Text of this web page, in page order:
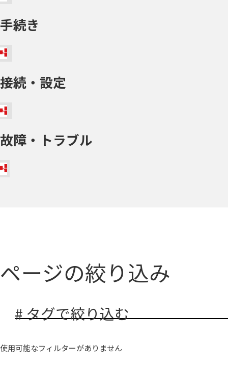
手続き
接続・設定
故障・トラブル
ページの絞り込み
# タグで絞り込む
使用可能なフィルターがありません